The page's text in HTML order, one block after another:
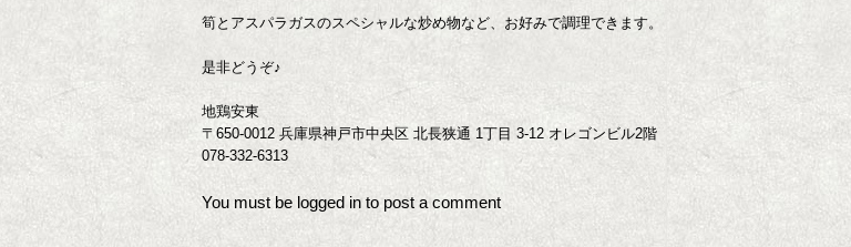
筍とアスパラガスのスペシャルな炒め物など、お好みで調理できます。
是非どうぞ♪
地鶏安東
〒650-0012 兵庫県神戸市中央区 北長狭通 1丁目 3-12 オレゴンビル2階
078-332-6313
You must be logged in to post a comment